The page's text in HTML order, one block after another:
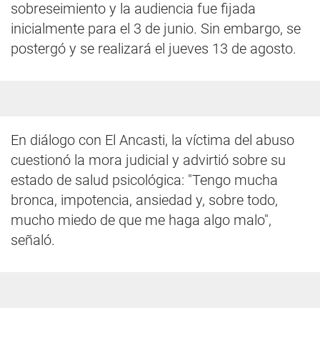
sobreseimiento y la audiencia fue fijada
inicialmente para el 3 de junio. Sin embargo, se
postergó y se realizará el jueves 13 de agosto.
En diálogo con El Ancasti, la víctima del abuso
cuestionó la mora judicial y advirtió sobre su
estado de salud psicológica: "Tengo mucha
bronca, impotencia, ansiedad y, sobre todo,
mucho miedo de que me haga algo malo",
señaló.